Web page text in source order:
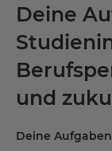
Deine
und
Deine